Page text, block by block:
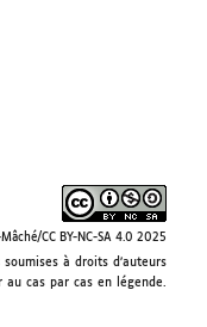
CC BY-NC-SA 4.0 2025
soumises à droits d’auteurs
cas par cas en légende.